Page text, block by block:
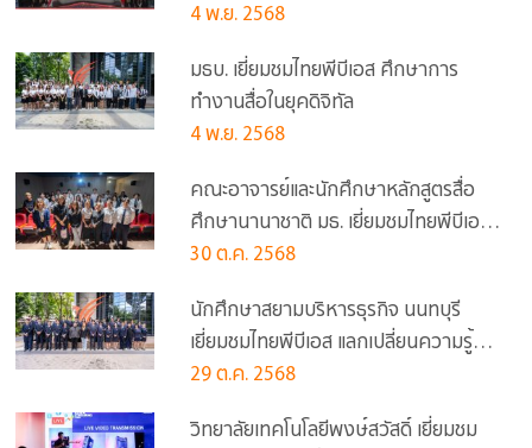
4 พ.ย. 2568
มธบ. เยี่ยมชมไทยพีบีเอส ศึกษาการ
ทำงานสื่อในยุคดิจิทัล
4 พ.ย. 2568
คณะอาจารย์และนักศึกษาหลักสูตรสื่อ
ศึกษานานาชาติ มธ. เยี่ยมชมไทยพีบีเอส
ศึกษาบทบาทสื่อสาธารณะในยุคดิจิทัล
30 ต.ค. 2568
นักศึกษาสยามบริหารธุรกิจ นนทบุรี
เยี่ยมชมไทยพีบีเอส แลกเปลี่ยนความรู้
ด้านสื่อดิจิทัล
29 ต.ค. 2568
วิทยาลัยเทคโนโลยีพงษ์สวัสดิ์ เยี่ยมชม